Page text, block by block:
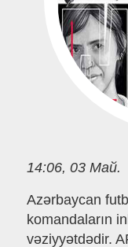
14:06, 03 Май.
Azərbaycan
komandaların
vəziyyətdədir.